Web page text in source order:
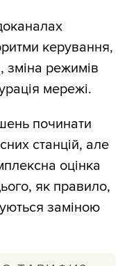
керування,
зміна режимів
мережі.
починати
станцій, але
оцінка
як правило,
заміною